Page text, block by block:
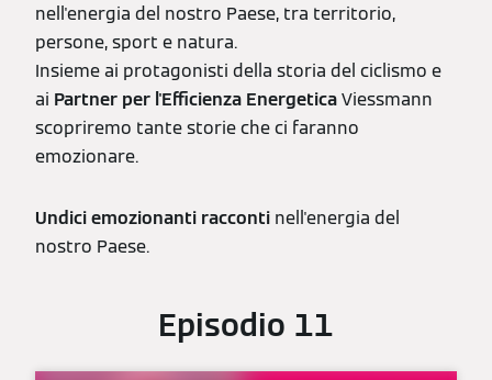
nell'energia del nostro Paese, tra territorio,
persone, sport e natura.
Insieme ai protagonisti della storia del ciclismo e
ai Partner per l'Efficienza EnergeticaViessmann
scopriremo tante storie che ci faranno
emozionare.
Undici emozionanti racconti nell'energia del
nostro Paese.
Episodio 11